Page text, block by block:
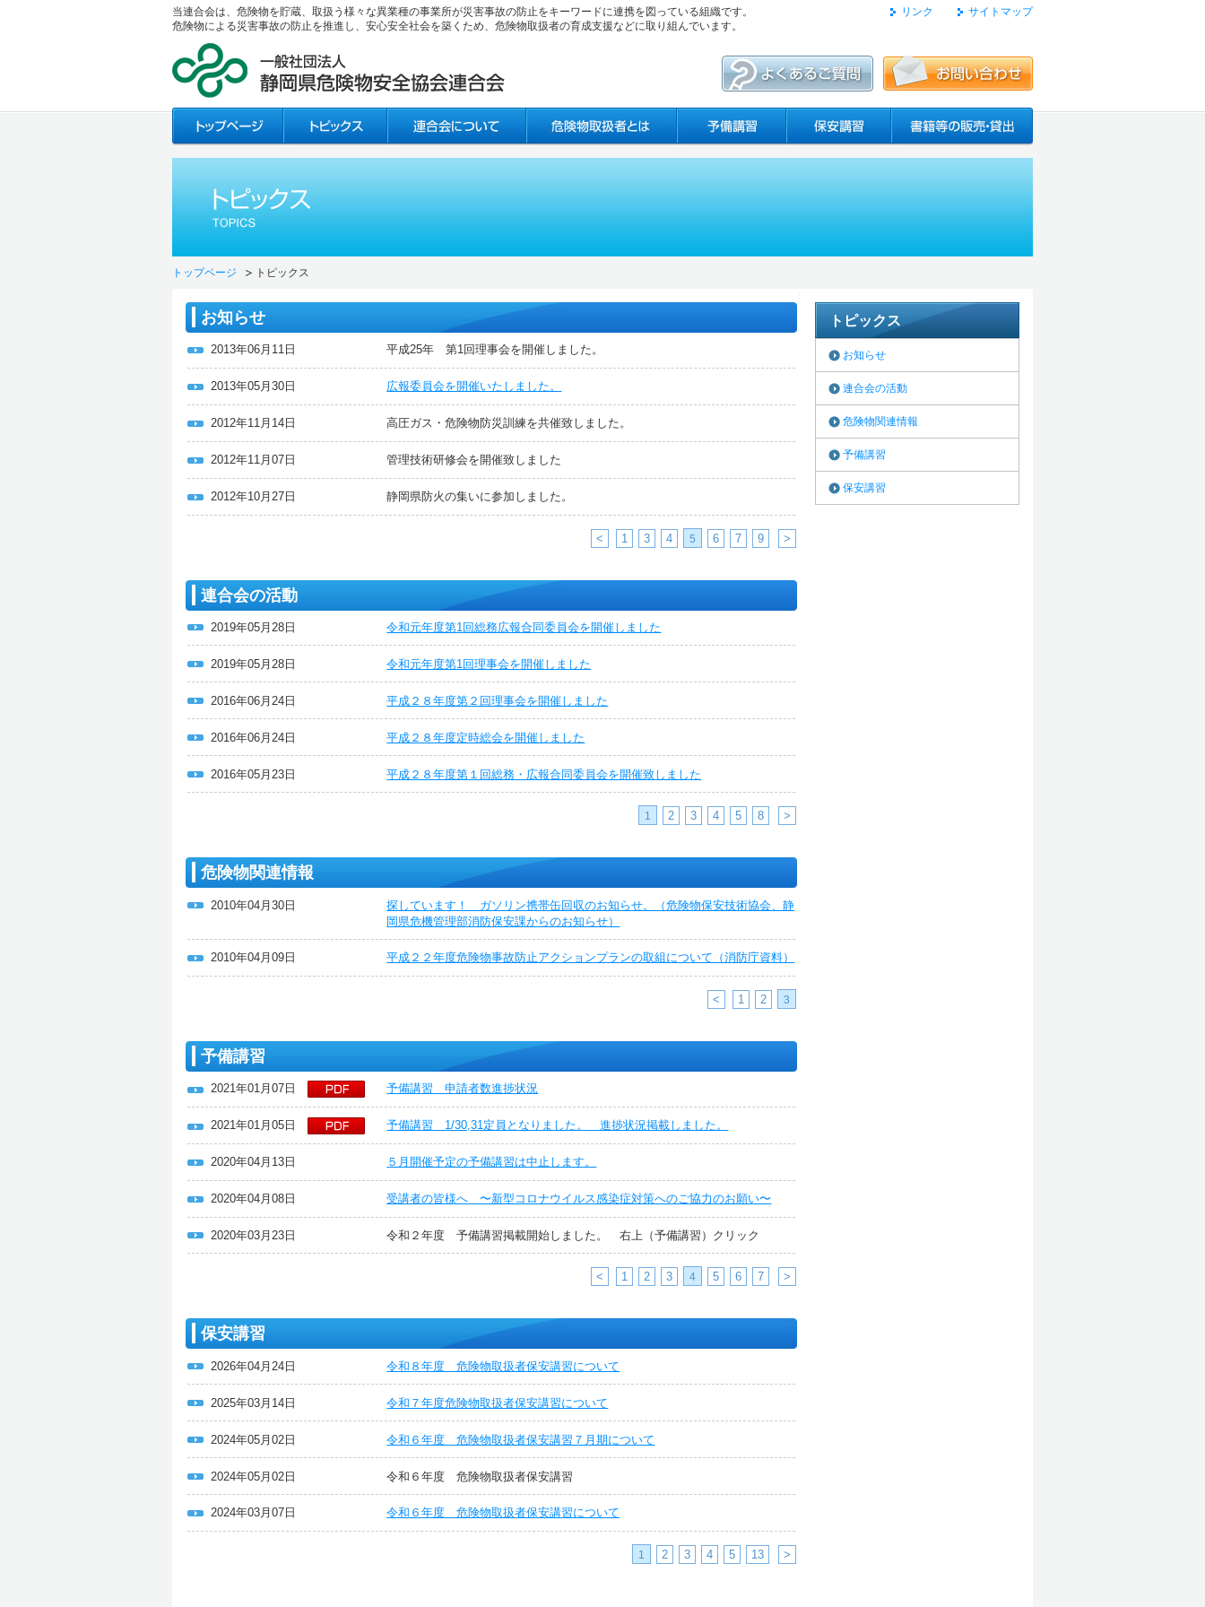
当連合会は、危険物を貯蔵、取扱う様々な異業種の事業所が災害事故の防止をキーワードに連携を図っている組織です。
危険物による災害事故の防止を推進し、安心安全社会を築くため、危険物取扱者の育成支援などに取り組んでいます。
リンク サイトマップ
トップページ トピックス
お知らせ
2013年06月11日 平成25年 第1回理事会を開催しました。
2013年05月30日 広報委員会を開催いたしました。
2012年11月14日 高圧ガス・危険物防災訓練を共催致しました。
2012年11月07日 管理技術研修会を開催致しました
2012年10月27日 静岡県防火の集いに参加しました。
< 1 3 4 5 6 7 9 >
連合会の活動
2019年05月28日 令和元年度第1回総務広報合同委員会を開催しました
2019年05月28日 令和元年度第1回理事会を開催しました
2016年06月24日 平成２８年度第２回理事会を開催しました
2016年06月24日 平成２８年度定時総会を開催しました
2016年05月23日 平成２８年度第１回総務・広報合同委員会を開催致しました
1 2 3 4 5 8 >
危険物関連情報
2010年04月30日
探しています！ ガソリン携帯缶回収のお知らせ。（危険物保安技術協会、静
岡県危機管理部消防保安課からのお知らせ）
2010年04月09日 平成２２年度危険物事故防止アクションプランの取組について（消防庁資料）
< 1 2 3
予備講習
2021年01月07日 予備講習 申請者数進捗状況
2021年01月05日 予備講習 1/30,31定員となりました。 進捗状況掲載しました。
2020年04月13日 ５月開催予定の予備講習は中止します。
2020年04月08日 受講者の皆様へ 〜新型コロナウイルス感染症対策へのご協力のお願い〜
2020年03月23日 令和２年度 予備講習掲載開始しました。 右上（予備講習）クリック
< 1 2 3 4 5 6 7 >
保安講習
2026年04月24日 令和８年度 危険物取扱者保安講習について
2025年03月14日 令和７年度危険物取扱者保安講習について
2024年05月02日 令和６年度 危険物取扱者保安講習７月期について
2024年05月02日 令和６年度 危険物取扱者保安講習
2024年03月07日 令和６年度 危険物取扱者保安講習について
1 2 3 4 5 13 >
トピックス
お知らせ
連合会の活動
危険物関連情報
予備講習
保安講習